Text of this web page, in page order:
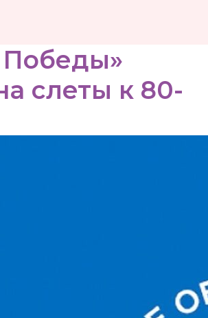
слеты к 80-